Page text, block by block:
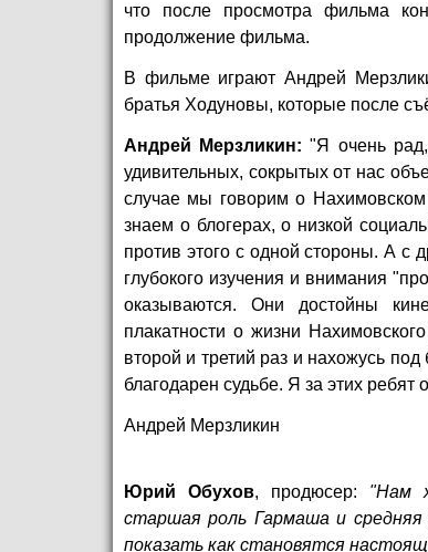
что после просмотра фильма
продолжение фильма.
В фильме играют Андрей
братья Ходуновы, которые после
Андрей Мерзликин: "Я очень
удивительных, сокрытых от нас
случае мы говорим о
знаем о блогерах, о низкой
против этого с одной стороны. А с
глубокого изучения и внимания
оказываются. Они достойны
плакатности о жизни
второй и третий раз и нахожусь
благодарен судьбе. Я за этих ребят
Андрей Мерзликин
Юрий Обухов, продюсер: "Нам
старшая роль Гармаша и
показать как становятся